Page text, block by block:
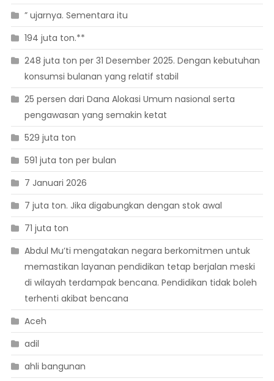
” ujarnya. Sementara itu
194 juta ton.**
248 juta ton per 31 Desember 2025. Dengan kebutuhan
konsumsi bulanan yang relatif stabil
25 persen dari Dana Alokasi Umum nasional serta
pengawasan yang semakin ketat
529 juta ton
591 juta ton per bulan
7 Januari 2026
7 juta ton. Jika digabungkan dengan stok awal
71 juta ton
Abdul Mu’ti mengatakan negara berkomitmen untuk
memastikan layanan pendidikan tetap berjalan meski
di wilayah terdampak bencana. Pendidikan tidak boleh
terhenti akibat bencana
Aceh
adil
ahli bangunan